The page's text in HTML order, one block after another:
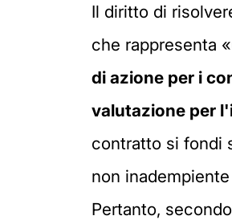
Il diritto di
che rappresenta «
di azione per i
valutazione per
contratto si fondi
non
Pertanto,